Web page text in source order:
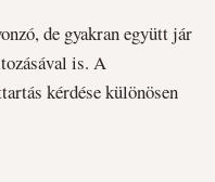
de gyakran együtt jár
is. A
kérdése különösen